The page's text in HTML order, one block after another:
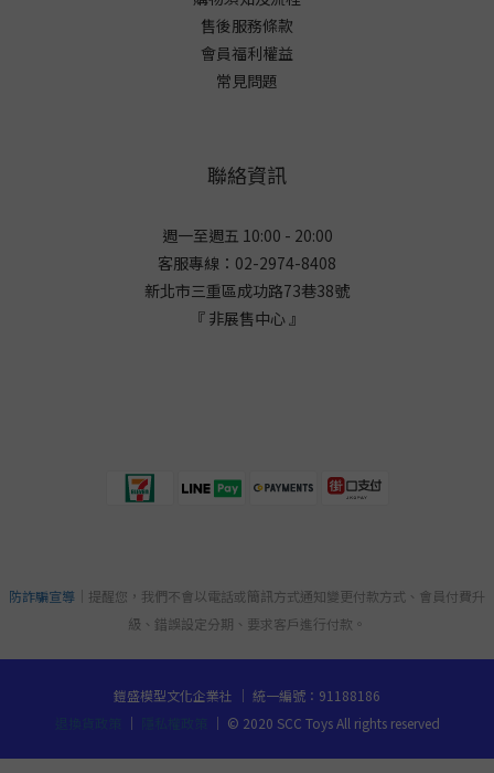
售後服務條款
會員福利權益
常見問題
聯絡資訊
週一至週五 10:00 - 20:00
客服專線：02-2974-8408
新北市三重區成功路73巷38號
『 非展售中心 』
防詐騙宣導 ｜提醒您，我們不會以電話或簡訊方式通知變更付款方式、會員付費升
級、錯誤設定分期、要求客戶進行付款。
鎧盛模型文化企業社 ｜ 統一編號：91188186
｜ ｜ © 2020 SCC Toys All rights reserved